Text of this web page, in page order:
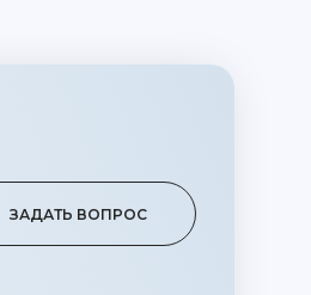
ЗАДАТЬ ВОПРОС